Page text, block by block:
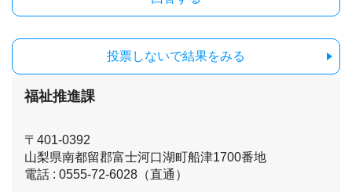
投票しないで結果をみる
福祉推進課
〒401-0392
山梨県南都留郡富士河口湖町船津1700番地
電話 : 0555-72-6028（直通）